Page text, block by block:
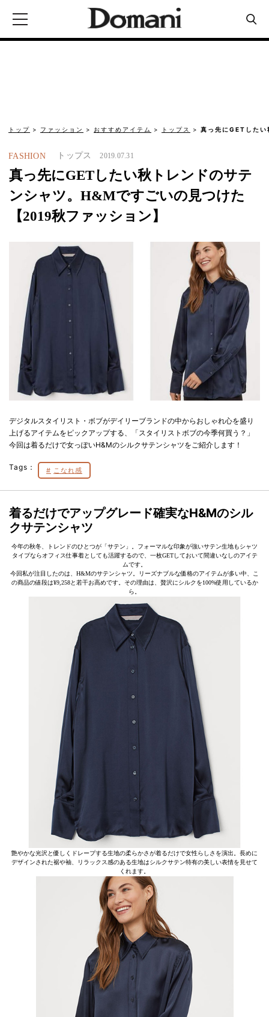
トップ ファッション おすすめアイテム トップス 真っ先にGETした
FASHION トップス 2019.07.31
真っ先にGETしたい秋トレンドのサテ
ンシャツ。H&Mですごいの見つけた
【2019秋ファッション】
デジタルスタイリスト・ボブがデイリーブランドの中からおしゃれ心を盛り
上げるアイテムをピックアップする、「スタイリストボブの今季何買う？」
今回は着るだけで女っぽいH&Mのシルクサテンシャツをご紹介します！
Tags： こなれ感
着るだけでアップグレード確実なH&Mのシル
クサテンシャツ
今年の秋冬、トレンドのひとつが「サテン」。フォーマルな印象が強いサテン生地もシャツ
タイプならオフィス仕事着としても活躍するので、一枚GETしておいて間違いなしのアイテ
ムです。
今回私が注目したのは、H&Mのサテンシャツ。リーズナブルな価格のアイテムが多い中、こ
の商品の値段は¥9,258と若干お高めです。その理由は、贅沢にシルクを100%使用しているか
ら。
艶やかな光沢と優しくドレープする生地の柔らかさが着るだけで女性らしさを演出。長めに
デザインされた裾や袖、リラックス感のある生地はシルクサテン特有の美しい表情を見せて
くれます。